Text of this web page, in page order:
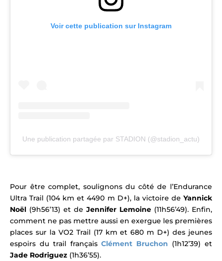
Voir cette publication sur Instagram
Une publication partagée par STADION (@stadion_actu)
Pour être complet, soulignons du côté de l’Endurance
Ultra Trail (104 km et 4490 m D+), la victoire de Yannick
Noël (9h56’13) et de Jennifer Lemoine (11h56’49). Enfin,
comment ne pas mettre aussi en exergue les premières
places sur la VO2 Trail (17 km et 680 m D+) des jeunes
espoirs du trail françaisClément Bruchon (1h12’39) et
Jade Rodriguez (1h36’55).